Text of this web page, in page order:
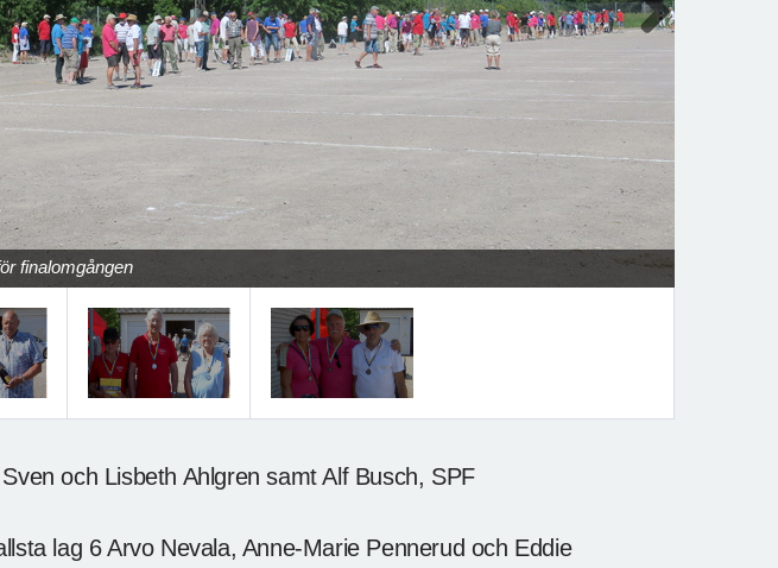
finalomgången
och Lisbeth Ahlgren samt Alf Busch, SPF
lag 6 Arvo Nevala, Anne-Marie Pennerud och Eddie